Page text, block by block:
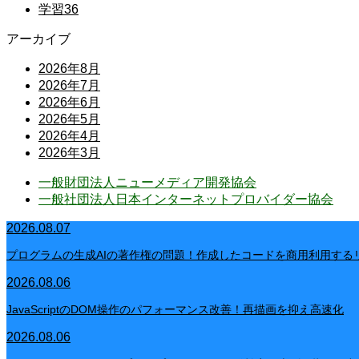
学習36
アーカイブ
2026年8月
2026年7月
2026年6月
2026年5月
2026年4月
2026年3月
一般財団法人ニューメディア開発協会
一般社団法人日本インターネットプロバイダー協会
2026.08.07
プログラムの生成AIの著作権の問題！作成したコードを商用利用する
2026.08.06
JavaScriptのDOM操作のパフォーマンス改善！再描画を抑え高速化
2026.08.06